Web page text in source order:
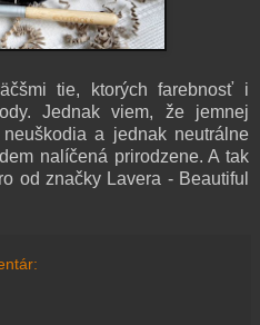
tie, ktorých farebnosť i
Jednak viem, že jemnej
a jednak neutrálne
nalíčená prirodzene. A tak
od značky Lavera - Beautiful